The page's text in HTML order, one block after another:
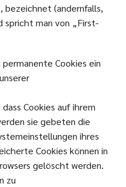
bezeichnet (andernfalls,
spricht man von „First-
Cookies ein
Cookies auf ihrem
sie gebeten die
ihres
Cookies können in
gelöscht werden.
zu